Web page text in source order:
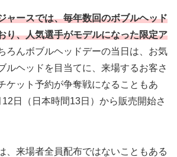
ャースでは、毎年数回のボブルヘッド
り、人気選手がモデルになった限定ア
ろんボブルヘッドデーの当日は、お気
ルヘッドを目当てに、来場するお客さ
ケット予約が争奪戦になることもあ
日（日本時間13日）から販売開始さ
、来場者全員配布ではないこともある